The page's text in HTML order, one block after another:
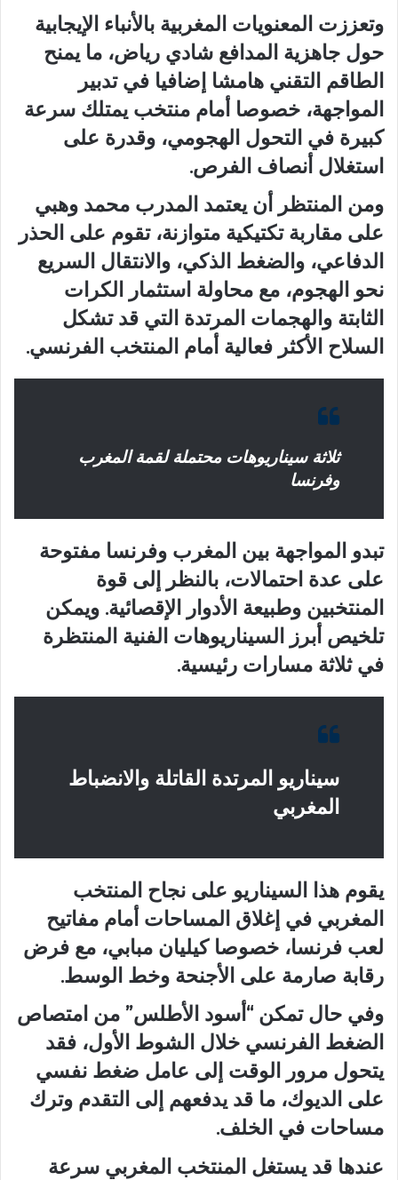
وتعززت المعنويات المغربية بالأنباء الإيجابية
حول جاهزية المدافع شادي رياض، ما يمنح
الطاقم التقني هامشا إضافيا في تدبير
المواجهة، خصوصا أمام منتخب يمتلك سرعة
كبيرة في التحول الهجومي، وقدرة على
استغلال أنصاف الفرص.
ومن المنتظر أن يعتمد المدرب محمد وهبي
على مقاربة تكتيكية متوازنة، تقوم على الحذر
الدفاعي، والضغط الذكي، والانتقال السريع
نحو الهجوم، مع محاولة استثمار الكرات
الثابتة والهجمات المرتدة التي قد تشكل
السلاح الأكثر فعالية أمام المنتخب الفرنسي.
ثلاثة سيناريوهات محتملة لقمة المغرب
وفرنسا
تبدو المواجهة بين المغرب وفرنسا مفتوحة
على عدة احتمالات، بالنظر إلى قوة
المنتخبين وطبيعة الأدوار الإقصائية. ويمكن
تلخيص أبرز السيناريوهات الفنية المنتظرة
في ثلاثة مسارات رئيسية.
سيناريو المرتدة القاتلة والانضباط
المغربي
يقوم هذا السيناريو على نجاح المنتخب
المغربي في إغلاق المساحات أمام مفاتيح
لعب فرنسا، خصوصا كيليان مبابي، مع فرض
رقابة صارمة على الأجنحة وخط الوسط.
وفي حال تمكن “أسود الأطلس” من امتصاص
الضغط الفرنسي خلال الشوط الأول، فقد
يتحول مرور الوقت إلى عامل ضغط نفسي
على الديوك، ما قد يدفعهم إلى التقدم وترك
مساحات في الخلف.
عندها قد يستغل المنتخب المغربي سرعة